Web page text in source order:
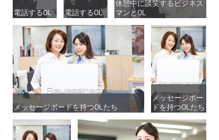
電話するOL
電話するOL 電話するOL
電話するOL
休憩中に談笑するビジネス
マンとOL
休憩中に談笑するビジネス
マンとOL
メッセージボードを持つOLたち
メッセージボードを持つOLたち
メッセージボー
ドを持つOLたち
メッセージボー
ドを持つOLたち